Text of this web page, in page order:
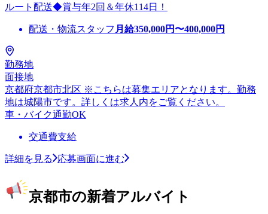
ルート配送◆賞与年2回＆年休114日！
配送・物流スタッフ 月給350,000円〜400,000円
勤務地
面接地
京都府京都市北区 ※こちらは募集エリアとなります。勤務
地は城陽市です。詳しくは求人内をご覧ください。
車・バイク通勤OK
交通費支給
詳細を見る 応募画面に進む
京都市の新着アルバイト